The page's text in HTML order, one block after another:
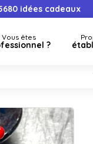
idées cadeaux
Vous êtes
?